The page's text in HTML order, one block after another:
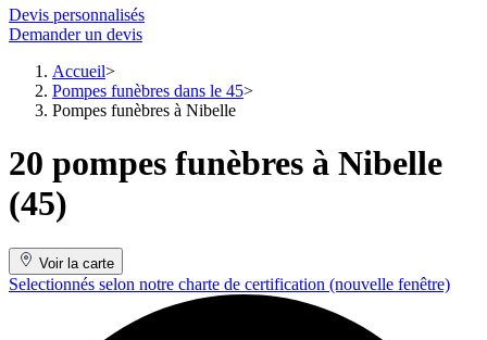
Devis personnalisés
Demander un devis
Accueil
Pompes funèbres dans le 45
Pompes funèbres à Nibelle
20 pompes funèbres à Nibelle
(45)
Voir la carte
Selectionnés selon notre charte de certification (nouvelle fenêtre)